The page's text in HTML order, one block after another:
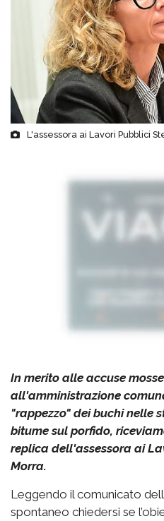
L'assessora ai Lavori Pubblici
In merito alle accuse
all'amministrazione
"rappezzo" dei buchi nelle
bitume sul porfido,
replica dell'assessora ai
Morra.
Leggendo il comunicato
spontaneo chiedersi se